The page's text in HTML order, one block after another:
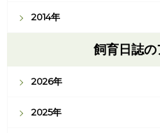
2014年
飼育日誌
2026年
2025年